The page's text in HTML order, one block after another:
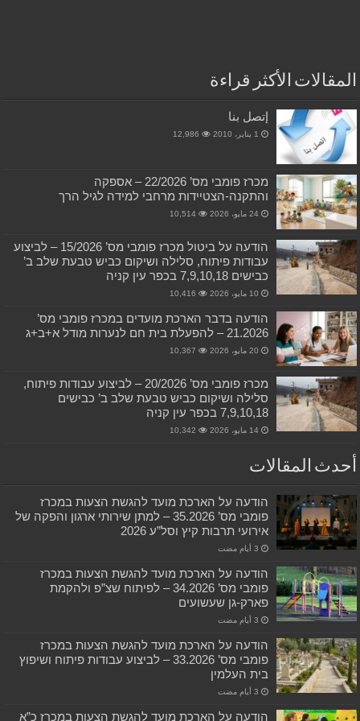
المقالات الأكثر قراءة
إتصل بنا
1 يناير، 2010 12,986
מכרז פומבי מס’ 22/2026 – אספקה
והתקנה-הצטיידות מרחבי למידה לגיל הרך
24 مايو، 2026 10,514
הודעה על ביטול מכרז פומבי מס’ 15/2026 – לביצוע
עבודות פיתוח, סלילה ושיקום כביש טבעת שלב ב’
כבישים 7,9,10,18 בכפר עין קניה
10 مايو، 2026 10,416
הודעה בדבר הארכת מועדים במכרז פומבי מס’
21.2026 – להפעלת בית חם לנערות מודל א+ב+ג
20 مايو، 2026 10,367
מכרז פומבי מס’ 20/2026 – לביצוע עבודות פיתוח,
סלילה ושיקום כביש טבעת שלב ב’ כבישים
7,9,10,18 בכפר עין קניה
14 مايو، 2026 10,342
أحدث المقالات
הודעה על הארכת מועד להגשת הצעות במכרז
פומבי מס’ 35.2026 – למתן שירותי ארגון והפקה של
אירועי תרבות קיץ וסל”ע 2026
הודעה על הארכת מועד להגשת הצעות במכרז
פומבי מס’ 34.2026 – לפיתוח שצ”פ ולהקמת
פארק-גן שעשועים
הודעה על הארכת מועד להגשת הצעות במכרז
פומבי מס’ 33.2026 – לביצוע עבודות פיתוח ושיפוץ
בית העלמין
הודעה על הארכת מועד להגשת הצעות במכרז כ”א